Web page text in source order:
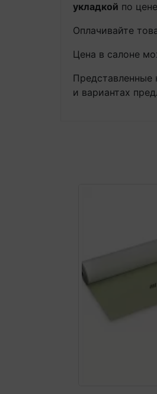
укладкой по
Оплачивайте
Цена в салоне
Представленные
и вариантах